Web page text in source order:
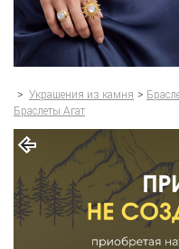
> Украшения из камня >
Браслеты Агат